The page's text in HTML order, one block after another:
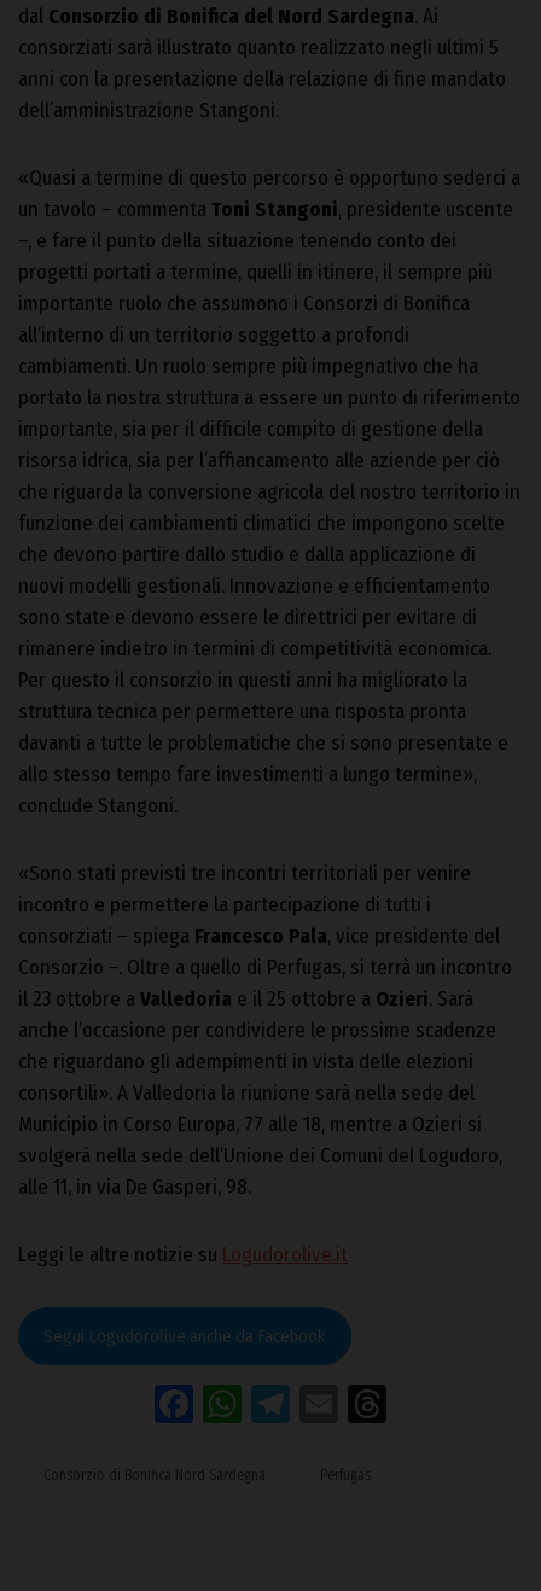
dal Consorzio di Bonifica del Nord Sardegna. Ai
consorziati sarà illustrato quanto realizzato negli ultimi 5
anni con la presentazione della relazione di fine mandato
dell’amministrazione Stangoni.
«Quasi a termine di questo percorso è opportuno sederci a
un tavolo – commenta Toni Stangoni, presidente uscente
–, e fare il punto della situazione tenendo conto dei
progetti portati a termine, quelli in itinere, il sempre più
importante ruolo che assumono i Consorzi di Bonifica
all’interno di un territorio soggetto a profondi
cambiamenti. Un ruolo sempre più impegnativo che ha
portato la nostra struttura a essere un punto di riferimento
importante, sia per il difficile compito di gestione della
risorsa idrica, sia per l’affiancamento alle aziende per ciò
che riguarda la conversione agricola del nostro territorio in
funzione dei cambiamenti climatici che impongono scelte
che devono partire dallo studio e dalla applicazione di
nuovi modelli gestionali. Innovazione e efficientamento
sono state e devono essere le direttrici per evitare di
rimanere indietro in termini di competitività economica.
Per questo il consorzio in questi anni ha migliorato la
struttura tecnica per permettere una risposta pronta
davanti a tutte le problematiche che si sono presentate e
allo stesso tempo fare investimenti a lungo termine»,
conclude Stangoni.
«Sono stati previsti tre incontri territoriali per venire
incontro e permettere la partecipazione di tutti i
consorziati – spiega Francesco Pala, vice presidente del
Consorzio –. Oltre a quello di Perfugas, si terrà un incontro
il 23 ottobre a Valledoria e il 25 ottobre a Ozieri. Sarà
anche l’occasione per condividere le prossime scadenze
che riguardano gli adempimenti in vista delle elezioni
consortili». A Valledoria la riunione sarà nella sede del
Municipio in Corso Europa, 77 alle 18, mentre a Ozieri si
svolgerà nella sede dell’Unione dei Comuni del Logudoro,
alle 11, in via De Gasperi, 98.
Leggi le altre notizie su Logudorolive.it
Segui Logudorolive anche da Facebook
Facebook
WhatsApp
Telegram
Email
Consorzio di Bonifica Nord Sardegna Perfugas